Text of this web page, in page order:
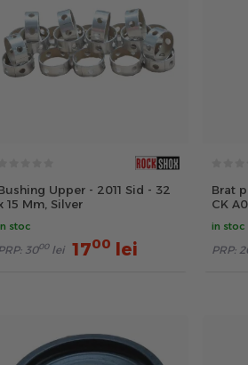
Upper - 2011 Sid - 32
15 Mm, Silver
stoc
3000 lei 1700 lei
Brat
CK
in stoc
PRP: